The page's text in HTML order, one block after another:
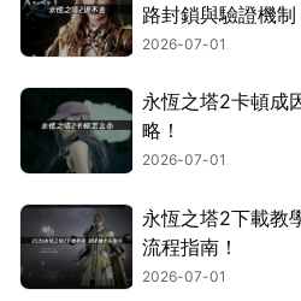
路封鎖與驗證機制
2026-07-01
永恆之塔2卡頓成
略！
2026-07-01
永恆之塔2下載教
流程指南！
2026-07-01